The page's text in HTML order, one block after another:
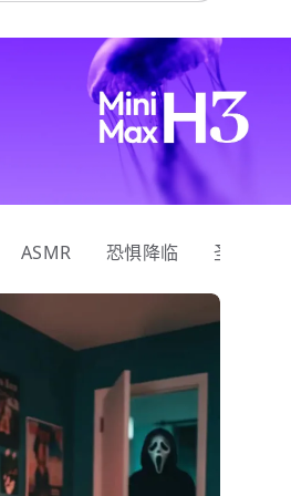
ASMR 恐惧降临 圣诞狂欢